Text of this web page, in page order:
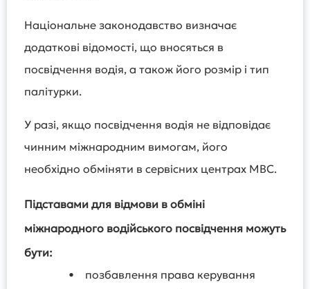
Національне законодавство визначає
додаткові відомості, що вносяться в
посвідчення водія, а також його розмір і тип
палітурки.
У разі, якщо посвідчення водія не відповідає
чинним міжнародним вимогам, його
необхідно обміняти в сервісних центрах МВС.
Підставами для відмови в обміні
міжнародного водійського посвідчення можуть
бути:
• позбавлення права керування